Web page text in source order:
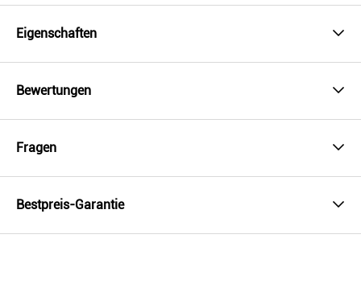
Eigenschaften
Bewertungen
Fragen
Bestpreis-Garantie